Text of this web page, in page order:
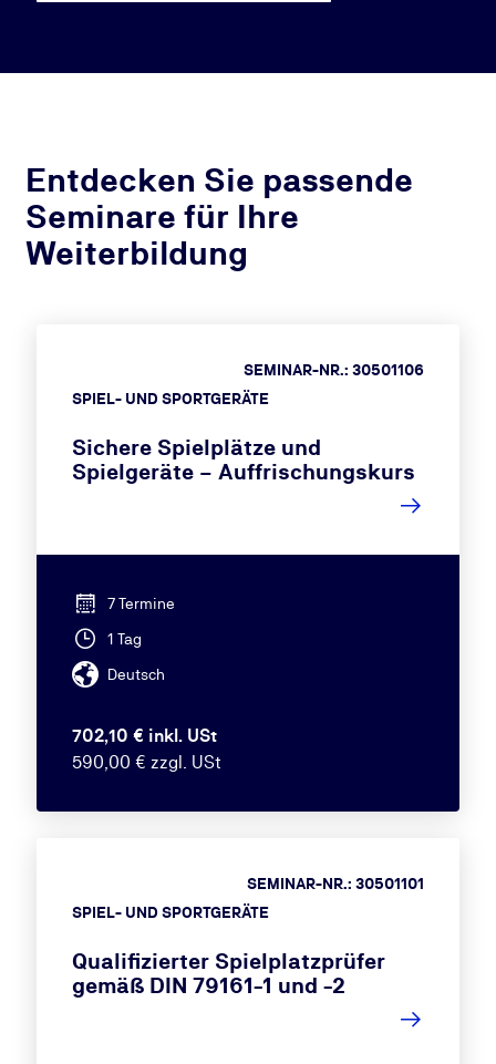
Entdecken Sie passende
Seminare für Ihre
Weiterbildung
SPIEL- UND SPORTGERÄTE
SEMINAR-NR.: 30501106
Sichere Spielplätze und
Spielgeräte – Auffrischungskurs
7 Termine
1 Tag
Deutsch
702,10 € inkl. USt
590,00 € zzgl. USt
SPIEL- UND SPORTGERÄTE
SEMINAR-NR.: 30501101
Qualifizierter Spielplatzprüfer
gemäß DIN 79161-1 und -2